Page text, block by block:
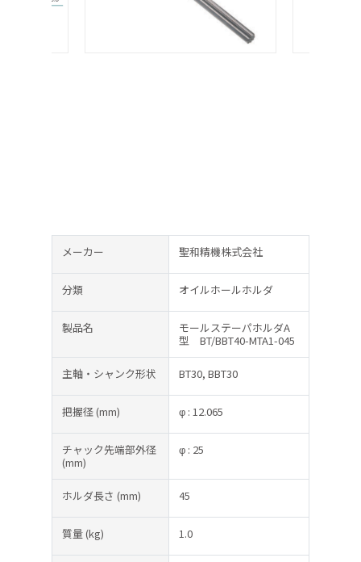
メーカー 聖和精機株式会社
分類 オイルホールホルダ
製品名
モールステーパホルダA
型 BT/BBT40-MTA1-045
主軸・シャンク形状 BT30, BBT30
把握径(mm) φ : 12.065
チャック先端部外径
(mm)
φ : 25
ホルダ長さ (mm) 45
質量(kg) 1.0